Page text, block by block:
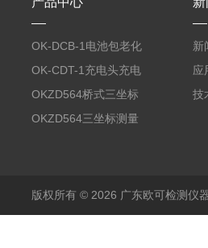
OK-DCB-1电池包老化
测试系统
OK-CDT-1充电头充电
宝测试系统
OKZD564桥式三坐标
测量仪
OKZD564三坐标测量
新
应
技
版权所有 © 2026 广东欧可检测仪